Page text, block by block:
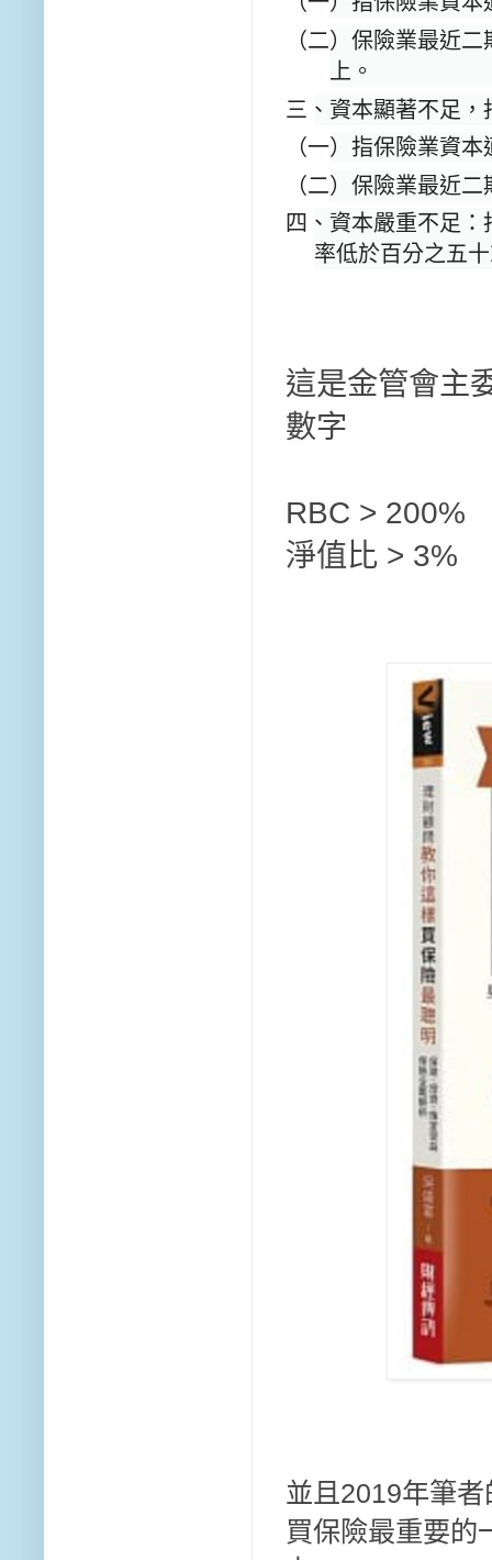
（二）保險業最近
上。
三、資本顯著不足
（一）指保險業資
（二）保險業最近
四、資本嚴重不足
率低於百分之五
這是金管會主
數字
RBC > 200%
淨值比 > 3%
並且2019年筆
買保險最重要的